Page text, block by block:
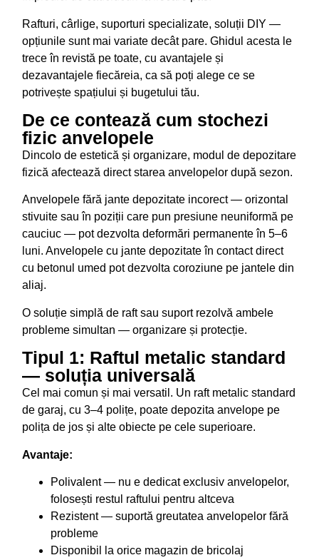
Rafturi, cârlige, suporturi specializate, soluții DIY —
opțiunile sunt mai variate decât pare. Ghidul acesta le
trece în revistă pe toate, cu avantajele și
dezavantajele fiecăreia, ca să poți alege ce se
potrivește spațiului și bugetului tău.
De ce contează cum stochezi
fizic anvelopele
Dincolo de estetică și organizare, modul de depozitare
fizică afectează direct starea anvelopelor după sezon.
Anvelopele fără jante depozitate incorect — orizontal
stivuite sau în poziții care pun presiune neuniformă pe
cauciuc — pot dezvolta deformări permanente în 5–6
luni. Anvelopele cu jante depozitate în contact direct
cu betonul umed pot dezvolta coroziune pe jantele din
aliaj.
O soluție simplă de raft sau suport rezolvă ambele
probleme simultan — organizare și protecție.
Tipul 1: Raftul metalic standard
— soluția universală
Cel mai comun și mai versatil. Un raft metalic standard
de garaj, cu 3–4 polițe, poate depozita anvelope pe
polița de jos și alte obiecte pe cele superioare.
Avantaje:
Polivalent — nu e dedicat exclusiv anvelopelor,
folosești restul raftului pentru altceva
Rezistent — suportă greutatea anvelopelor fără
probleme
Disponibil la orice magazin de bricolaj